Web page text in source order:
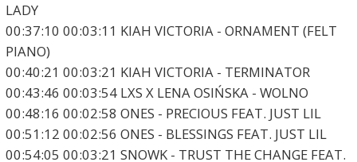
LADY
00:37:10 00:03:11 KIAH VICTORIA - ORNAMENT (FELT
PIANO)
00:40:21 00:03:21 KIAH VICTORIA - TERMINATOR
00:43:46 00:03:54 LXS X LENA OSIŃSKA - WOLNO
00:48:16 00:02:58 ONES - PRECIOUS FEAT. JUST LIL
00:51:12 00:02:56 ONES - BLESSINGS FEAT. JUST LIL
00:54:05 00:03:21 SNOWK - TRUST THE CHANGE FEAT.